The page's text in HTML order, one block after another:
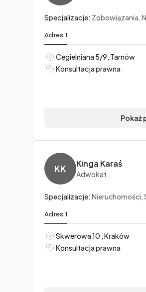
Specjalizacje: Zobowiązania,
Adres 1
Cegielniana 5/9, Tarnów
Konsultacja prawna
Pokaż
KK Kinga Karaś
Adwokat
Specjalizacje: Nieruchomości,
Adres 1
Skwerowa 10 , Kraków
Konsultacja prawna